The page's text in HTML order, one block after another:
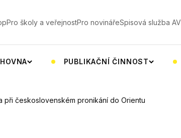
Pro školy a veřejnostPro novinářeSpisová služba AV
PUBLIKAČNÍ ČINNOST
při československém pronikání do Orientu